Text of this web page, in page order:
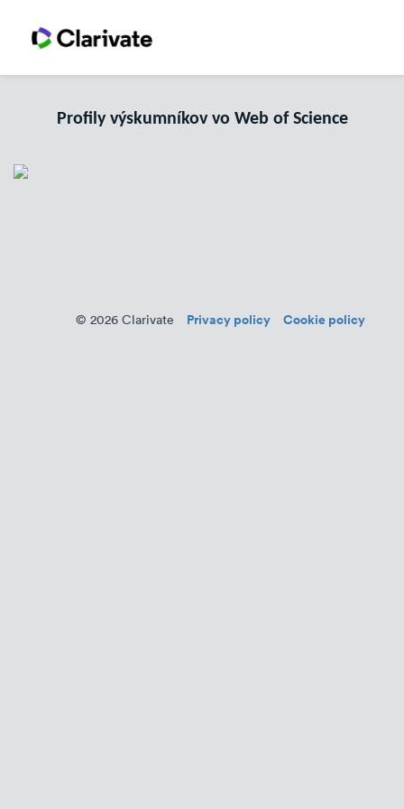
Profily výskumníkov vo Web of Science
© 2026 Clarivate Privacy policy Cookie policy